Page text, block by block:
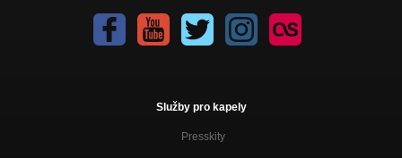
Služby pro kapely
Presskity